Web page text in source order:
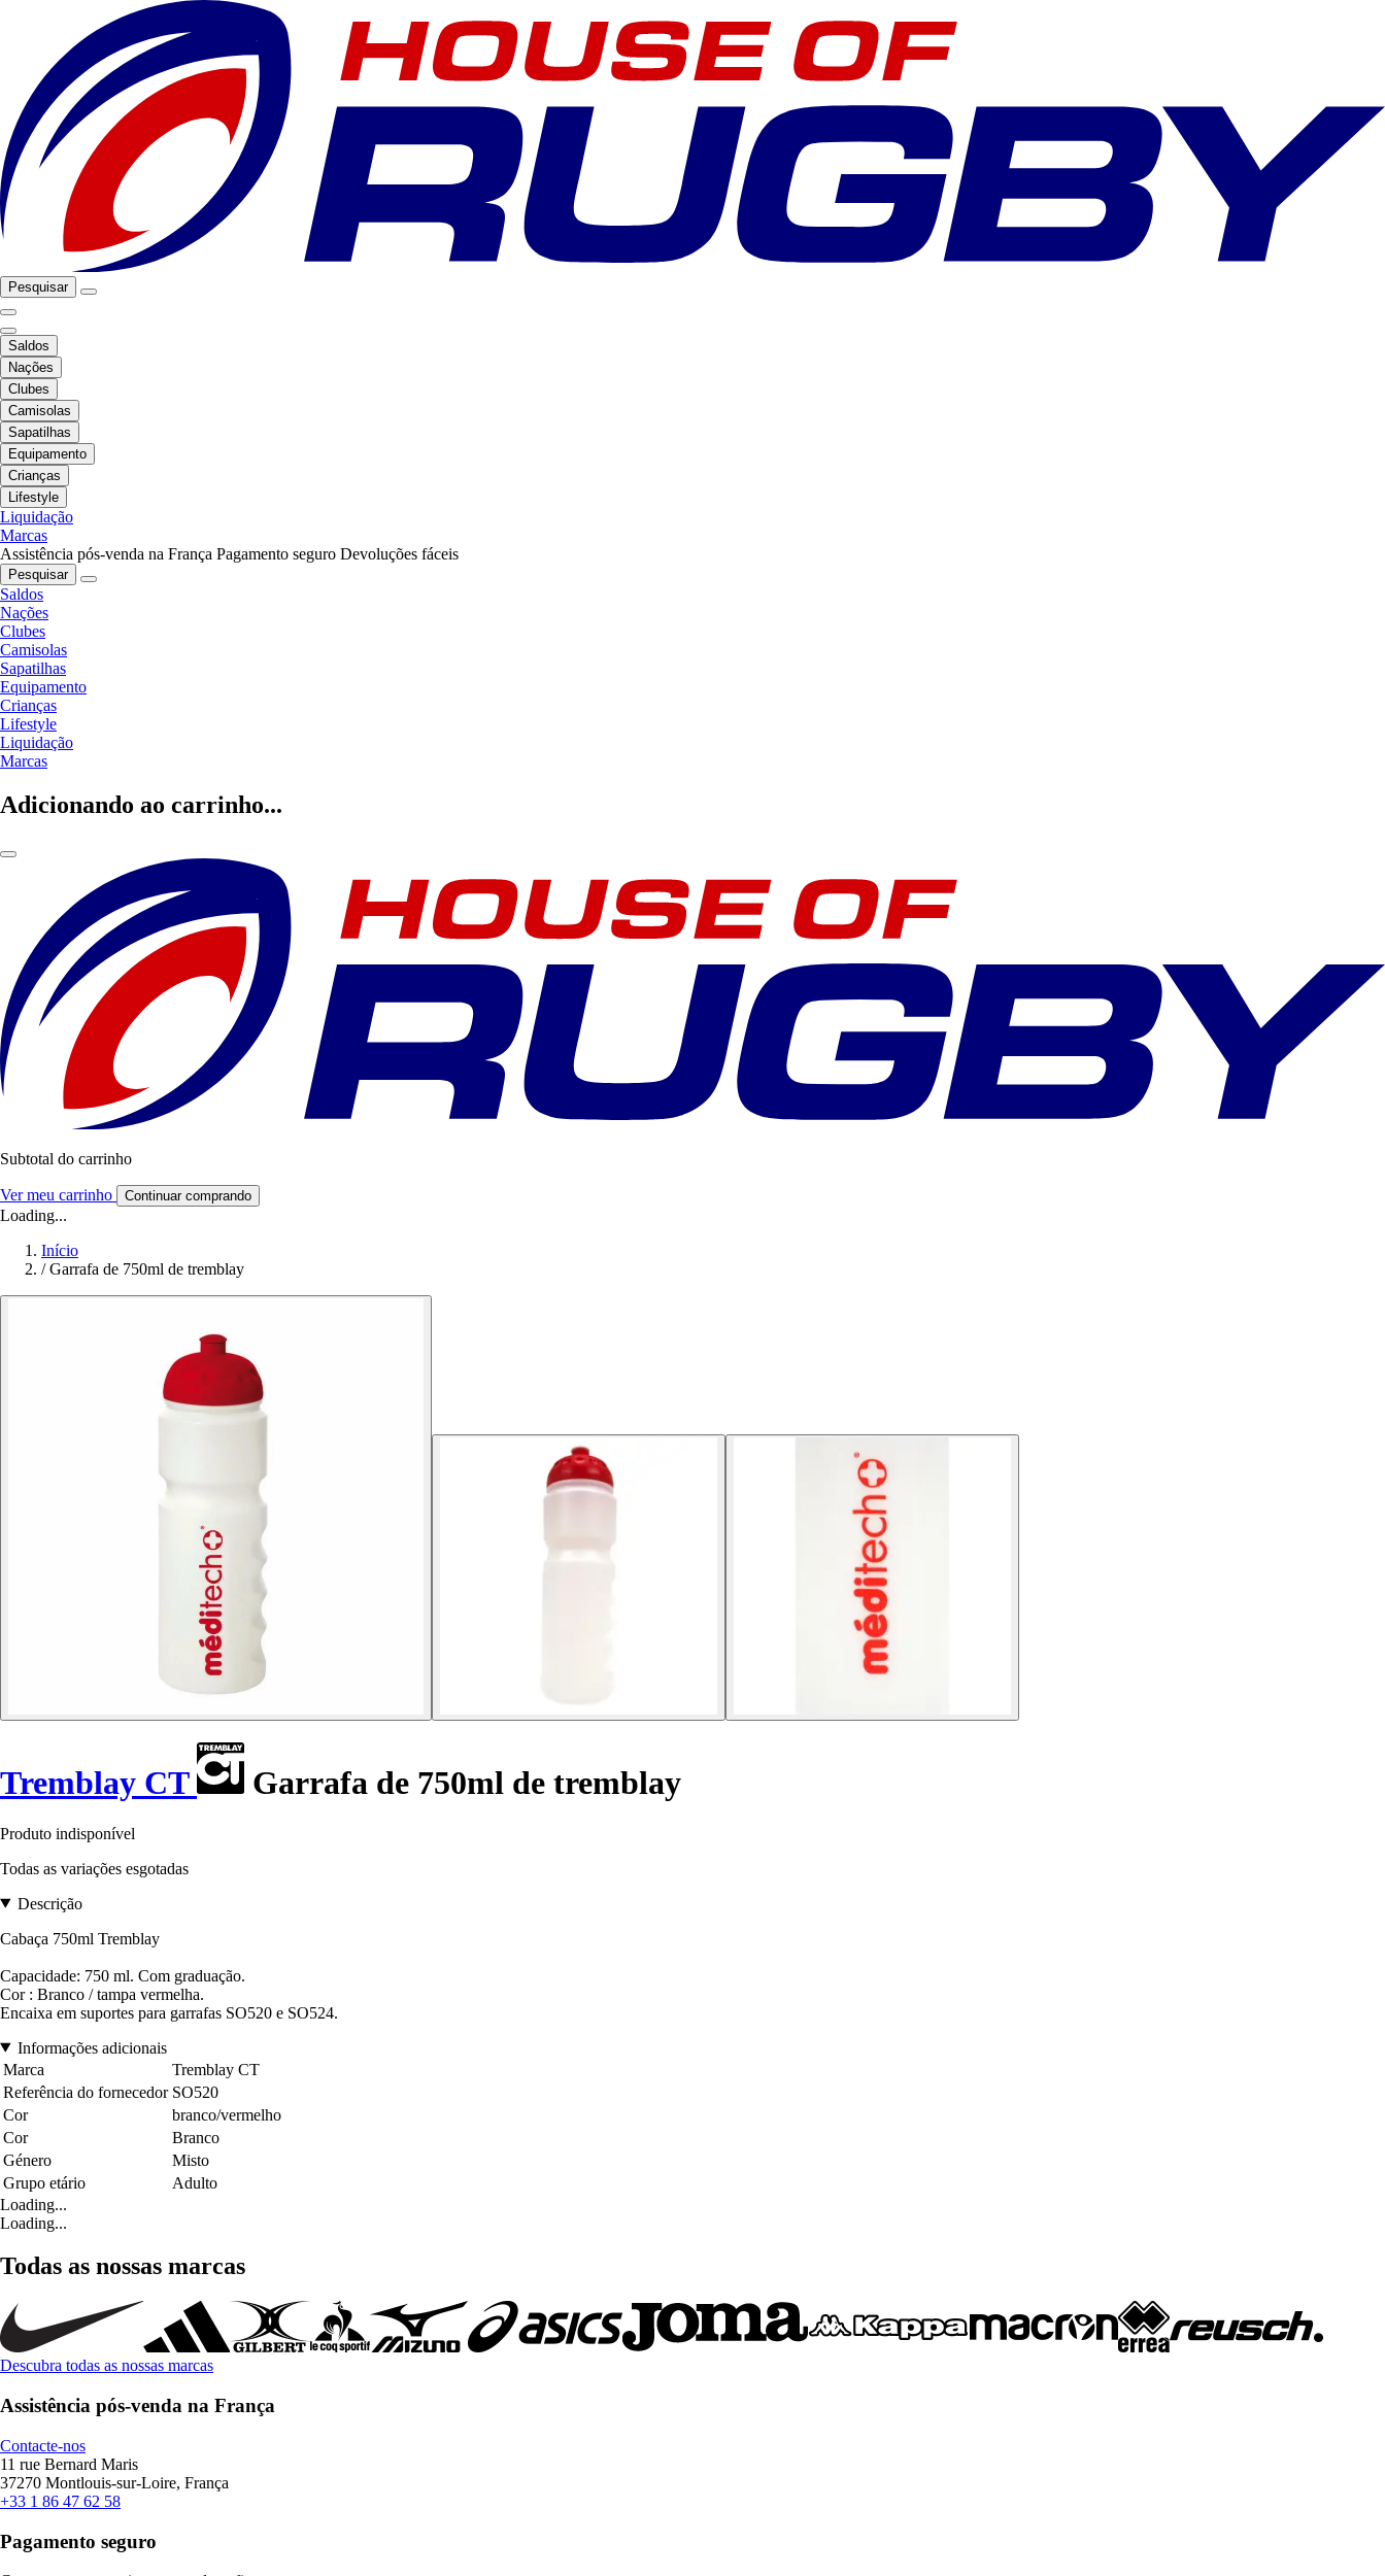
Pesquisar
Saldos
Nações
Clubes
Camisolas
Sapatilhas
Equipamento
Crianças
Lifestyle
Liquidação
Marcas
Assistência pós-venda na França Pagamento seguro Devoluções fáceis
Pesquisar
Saldos
Nações
Clubes
Camisolas
Sapatilhas
Equipamento
Crianças
Lifestyle
Liquidação
Marcas
Adicionando ao carrinho...
Subtotal do carrinho
Ver meu carrinho Continuar comprando
Loading...
Início
/ Garrafa de 750ml de tremblay
Tremblay CT Garrafa de 750ml de tremblay
Produto indisponível
Todas as variações esgotadas
Descrição
Cabaça 750ml Tremblay
Capacidade: 750 ml. Com graduação.
Cor : Branco / tampa vermelha.
Encaixa em suportes para garrafas SO520 e SO524.
Informações adicionais
Marca
Tremblay CT
Referência do fornecedor SO520
Cor
branco/vermelho
Cor
Branco
Género
Misto
Grupo etário
Adulto
Loading...
Loading...
Todas as nossas marcas
Descubra todas as nossas marcas
Assistência pós-venda na França
Contacte-nos
11 rue Bernard Maris
37270 Montlouis-sur-Loire, França
+33 1 86 47 62 58
Pagamento seguro